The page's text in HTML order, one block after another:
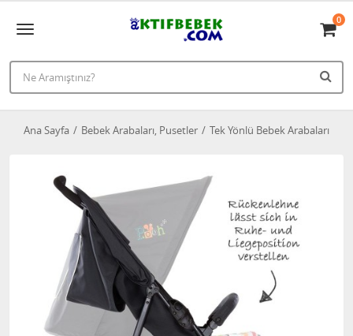
0
Ana Sayfa Bebek Arabaları, Pusetler Tek Yönlü Bebek Arabaları